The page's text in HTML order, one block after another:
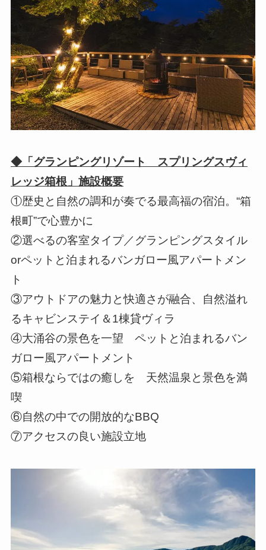
◆「グランピングリゾート スプリングスヴィ
レッジ箱根」施設概要
①歴史と自然の調和が奏でる最高福の宿泊。“箱
根町”で心豊かに
②選べるの客室タイプ／グランピングスタイル
orペットと泊まれるバンガロー風アパートメン
ト
③アウトドアの魅力と快適さが融合、自然溢れ
るキャビンステイ＆1棟貸ヴィラ
④大涌谷の景色を一望 ペットと泊まれるバン
ガロー風アパートメント
⑤箱根ならではの癒しを 天然温泉と景色を満
喫
⑥自然の中での開放的なBBQ
⑦アクセスの良い施設立地